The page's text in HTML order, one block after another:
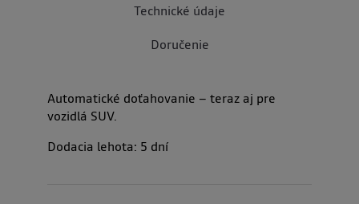
Technické údaje
Doručenie
Automatické doťahovanie – teraz aj pre
vozidlá SUV.
Dodacia lehota: 5 dní